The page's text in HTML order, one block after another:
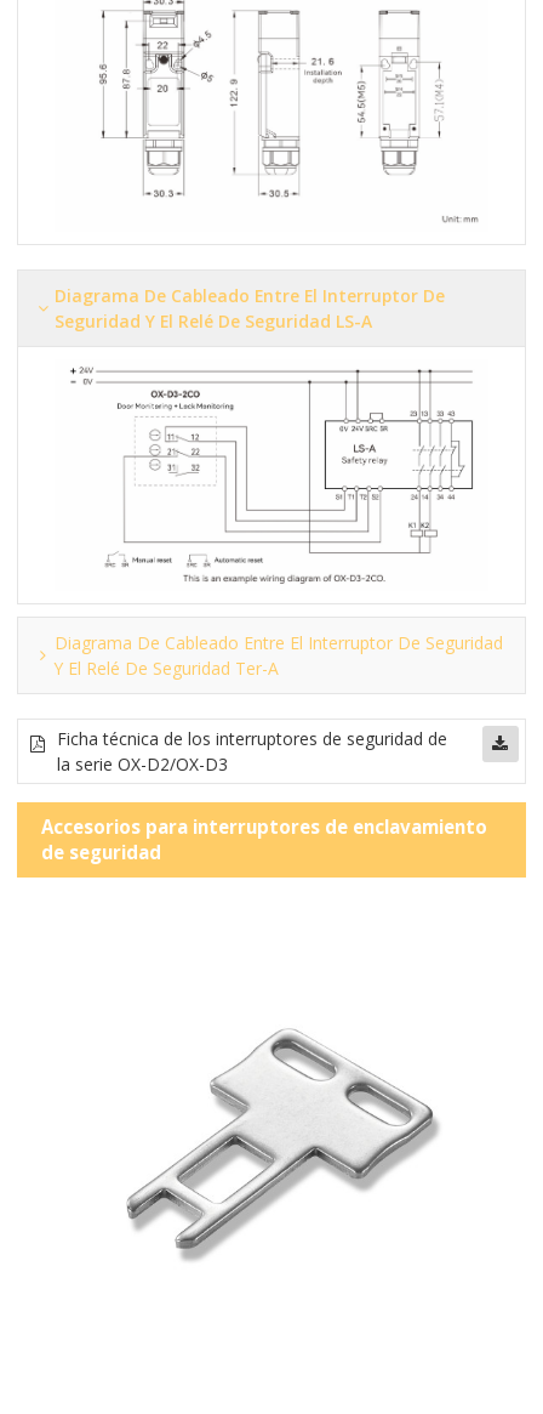
Diagrama De Cableado Entre El Interruptor De
Seguridad Y El Relé De Seguridad LS-A
Diagrama De Cableado Entre El Interruptor De Seguridad
Y El Relé De Seguridad Ter-A
Ficha técnica de los interruptores de seguridad de
la serie OX-D2/OX-D3
Accesorios para interruptores de enclavamiento
de seguridad